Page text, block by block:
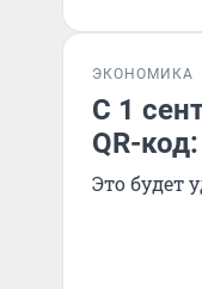
ЭКОНОМИКА
С 1
QR-
Это будет